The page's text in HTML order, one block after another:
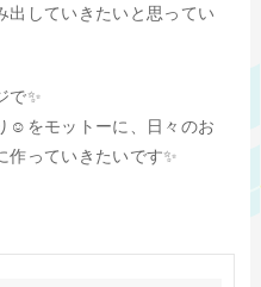
出していきたいと思ってい
で✨
☺️をモットーに、日々のお
っていきたいです✨